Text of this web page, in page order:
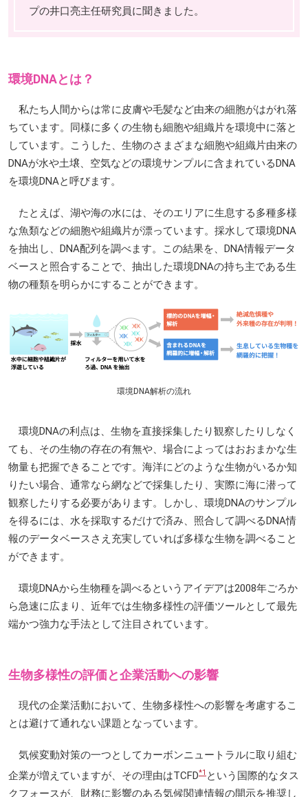
プの井口亮主任研究員に聞きました。
環境DNAとは？
私たち人間からは常に皮膚や毛髪など由来の細胞がはがれ落
ちています。同様に多くの生物も細胞や組織片を環境中に落と
しています。こうした、生物のさまざまな細胞や組織片由来の
DNAが水や土壌、空気などの環境サンプルに含まれているDNA
を環境DNAと呼びます。
たとえば、湖や海の水には、そのエリアに生息する多種多様
な魚類などの細胞や組織片が漂っています。採水して環境DNA
を抽出し、DNA配列を調べます。この結果を、DNA情報データ
ベースと照合することで、抽出した環境DNAの持ち主である生
物の種類を明らかにすることができます。
環境DNA解析の流れ
環境DNAの利点は、生物を直接採集したり観察したりしなく
ても、その生物の存在の有無や、場合によってはおおまかな生
物量も把握できることです。海洋にどのような生物がいるか知
りたい場合、通常なら網などで採集したり、実際に海に潜って
観察したりする必要があります。しかし、環境DNAのサンプル
を得るには、水を採取するだけで済み、照合して調べるDNA情
報のデータベースさえ充実していれば多様な生物を調べること
ができます。
環境DNAから生物種を調べるというアイデアは2008年ごろか
ら急速に広まり、近年では生物多様性の評価ツールとして最先
端かつ強力な手法として注目されています。
生物多様性の評価と企業活動への影響
現代の企業活動において、生物多様性への影響を考慮するこ
とは避けて通れない課題となっています。
気候変動対策の一つとしてカーボンニュートラルに取り組む
企業が増えていますが、その理由はTCFD*1 という国際的なタス
クフォースが、財務に影響のある気候関連情報の開示を推奨し